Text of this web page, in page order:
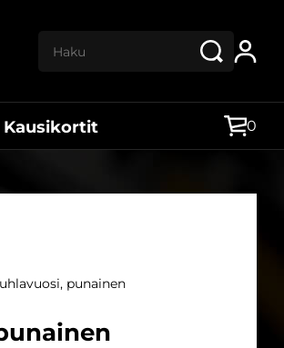
Kausikortit 0
punainen